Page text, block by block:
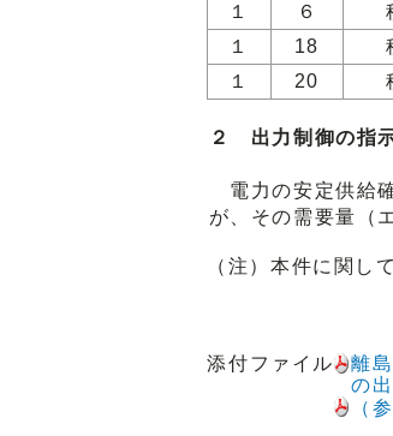
１
６
１
18
１
20
２ 出力制御の指
電力の安定供給
が、その需要量（
（注） 本件に関し
添付ファイル
離
の
（